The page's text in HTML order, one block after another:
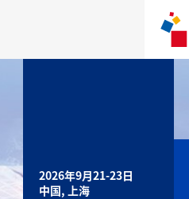
2026年9月21-23日
中国, 上海